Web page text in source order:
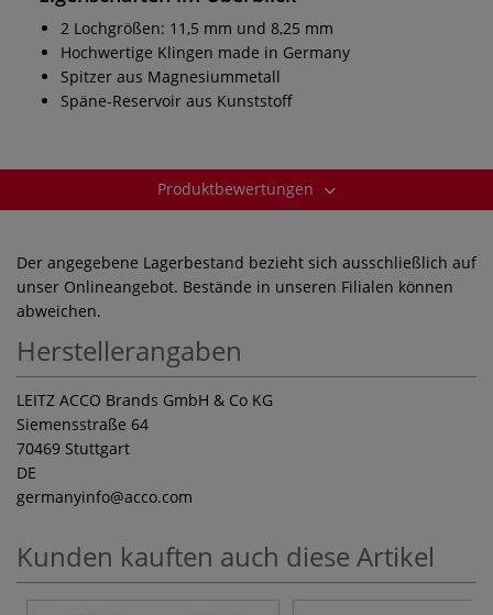
2 Lochgrößen: 11,5 mm und 8,25 mm
Hochwertige Klingen made in Germany
Spitzer aus Magnesiummetall
Späne-Reservoir aus Kunststoff
Produktbewertungen
Der angegebene Lagerbestand bezieht sich ausschließlich auf
unser Onlineangebot. Bestände in unseren Filialen können
abweichen.
Herstellerangaben
LEITZ ACCO Brands GmbH & Co KG
Siemensstraße 64
70469 Stuttgart
DE
germanyinfo@acco.com
Kunden kauften auch diese Artikel